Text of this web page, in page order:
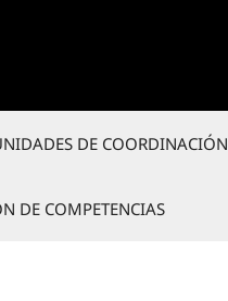
DE COORDINACIÓN
DE COMPETENCIAS